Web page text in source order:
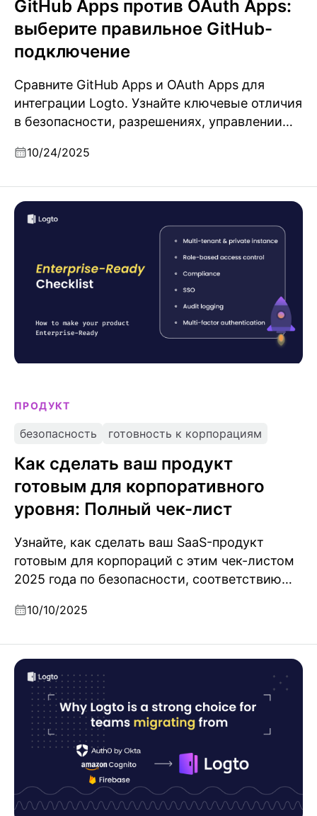
GitHub Apps против OAuth Apps:
выберите правильное GitHub-
подключение
Сравните GitHub Apps и OAuth Apps для
интеграции Logto. Узнайте ключевые отличия
в безопасности, разрешениях, управлении
метод аутентификации через GitHub для
10/24/2025
ПРОДУКТ
безопасность готовность к корпорациям
Как сделать ваш продукт
готовым для корпоративного
уровня: Полный чек-лист
Узнайте, как сделать ваш SaaS-продукт
готовым для корпораций с этим чек-листом
2025 года по безопасности, соответствию
10/10/2025
Как сделать ваш продукт готовым для
корпоративного уровня: Полный чек-лист
Почему Logto — сильный выбор для команд,
мигрирующих с Firebase, AWS Cognito или Auth0